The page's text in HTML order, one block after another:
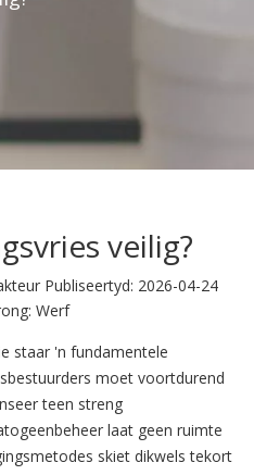
veilig?
Publiseertyd: 2026-04-24
Werf
staar 'n fundamentele
moet voortdurend
teen streng
laat geen ruimte
skiet dikwels tekort